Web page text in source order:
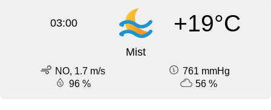
03:00 +19°C
Mist
NO, 1.7 m/s
761 mmHg
96 %
56 %